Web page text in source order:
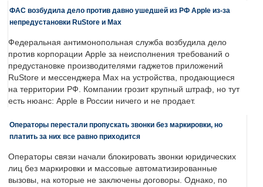
ФАС возбудила дело против давно ушедшей из РФ Apple из-за
непредустановки RuStore и Max
Федеральная антимонопольная служба возбудила дело
против корпорации Apple за неисполнения требований о
предустановке производителями гаджетов приложений
RuStore и мессенджера Max на устройства, продающиеся
на территории РФ. Компании грозит крупный штраф, но тут
есть нюанс: Apple в России ничего и не продает.
Операторы перестали пропускать звонки без маркировки, но
платить за них все равно приходится
Операторы связи начали блокировать звонки юридических
лиц без маркировки и массовые автоматизированные
вызовы, на которые не заключены договоры. Однако, по